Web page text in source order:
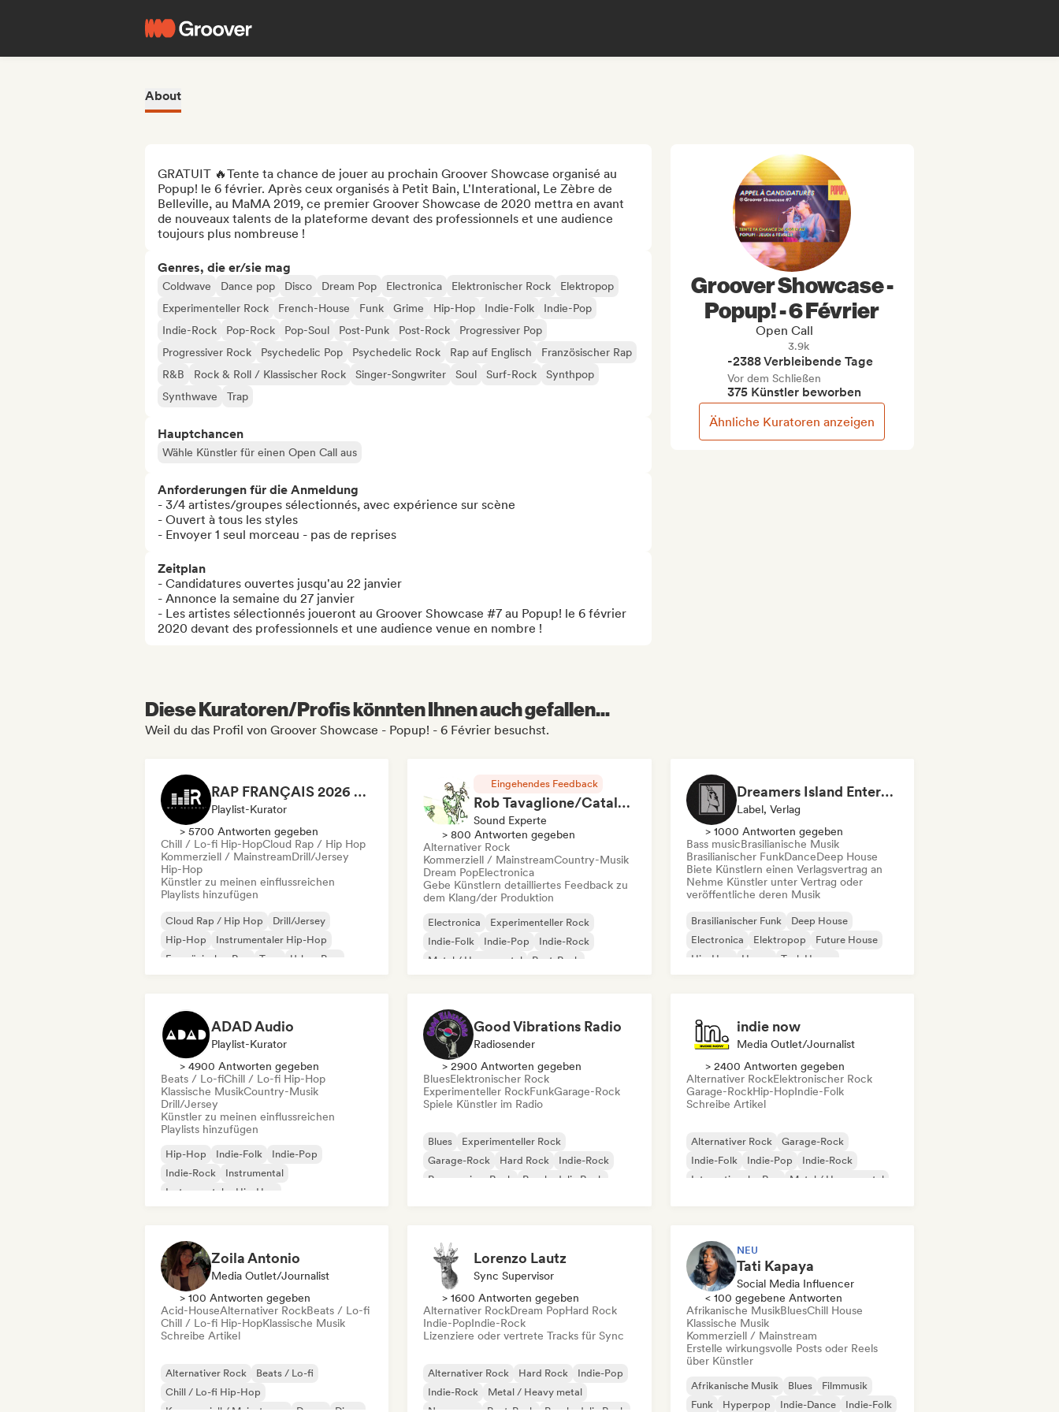
About
GRATUIT 🔥Tente ta chance de jouer au prochain Groover Showcase organisé au
Popup! le 6 février. Après ceux organisés à Petit Bain, L'Interational, Le Zèbre de
Belleville, au MaMA 2019, ce premier Groover Showcase de 2020 mettra en avant
de nouveaux talents de la plateforme devant des professionnels et une audience
toujours plus nombreuse !
Genres, die er/sie mag
Coldwave Dance pop Disco Dream Pop Electronica Elektronischer Rock
Elektropop
Experimenteller Rock
French-House Funk Grime Hip-Hop Indie-Folk
Indie-Pop
Indie-Rock
Pop-Rock Pop-Soul Post-Punk Post-Rock
Progressiver Pop
Progressiver Rock
Psychedelic Pop Psychedelic Rock Rap auf Englisch
Französischer Rap
R&B
Rock & Roll / Klassischer Rock Singer-Songwriter Soul Surf-Rock
Synthpop
Synthwave
Trap
Hauptchancen
Wähle Künstler für einen Open Call aus
Anforderungen für die Anmeldung
- 3/4 artistes/groupes sélectionnés, avec expérience sur scène
- Ouvert à tous les styles
- Envoyer 1 seul morceau - pas de reprises
Zeitplan
- Candidatures ouvertes jusqu'au 22 janvier
- Annonce la semaine du 27 janvier
- Les artistes sélectionnés joueront au Groover Showcase #7 au Popup! le 6 février
2020 devant des professionnels et une audience venue en nombre !
Groover Showcase -
Popup! - 6 Février
Open Call
3.9k
-2388 Verbleibende Tage
Vor dem Schließen
375 Künstler beworben
Ähnliche Kuratoren anzeigen
Diese Kuratoren/Profis könnten Ihnen auch gefallen...
Weil du das Profil von Groover Showcase - Popup! - 6 Février besuchst.
RAP FRANÇAIS 2026 🔥🇫🇷 (Way Records)
Playlist-Kurator
> 5700 Antworten gegeben
Chill / Lo-fi Hip-HopCloud Rap / Hip Hop
Kommerziell / MainstreamDrill/Jersey
Hip-Hop
Künstler zu meinen einflussreichen
Playlists hinzufügen
Cloud Rap / Hip Hop
Drill/Jersey
Hip-Hop
Instrumentaler Hip-Hop
Französischer Rap
Trap
Urban Pop
Eingehendes Feedback
Rob Tavaglione/Catalyst Recording
Sound Experte
> 800 Antworten gegeben
Alternativer Rock
Kommerziell / MainstreamCountry-Musik
Dream PopElectronica
Gebe Künstlern detailliertes Feedback zu
dem Klang/der Produktion
Electronica
Experimenteller Rock
Indie-Folk
Indie-Pop
Indie-Rock
Metal / Heavy metal
Post-Punk
Dreamers Island Entertainment
Label, Verlag
> 1000 Antworten gegeben
Bass musicBrasilianische Musik
Brasilianischer FunkDanceDeep House
Biete Künstlern einen Verlagsvertrag an
Nehme Künstler unter Vertrag oder
veröffentliche deren Musik
Brasilianischer Funk
Deep House
Electronica
Elektropop
Future House
Hip-Hop
House Tech House
ADAD Audio
Playlist-Kurator
> 4900 Antworten gegeben
Beats / Lo-fiChill / Lo-fi Hip-Hop
Klassische MusikCountry-Musik
Drill/Jersey
Künstler zu meinen einflussreichen
Playlists hinzufügen
Hip-Hop Indie-Folk
Indie-Pop
Indie-Rock
Instrumental
Instrumentaler Hip-Hop
Good Vibrations Radio
Radiosender
> 2900 Antworten gegeben
BluesElektronischer Rock
Experimenteller RockFunkGarage-Rock
Spiele Künstler im Radio
Blues
Experimenteller Rock
Garage-Rock
Hard Rock
Indie-Rock
Progressiver Rock
Psychedelic Rock
indie now
Media Outlet/Journalist
> 2400 Antworten gegeben
Alternativer RockElektronischer Rock
Garage-RockHip-HopIndie-Folk
Schreibe Artikel
Alternativer Rock
Garage-Rock
Indie-Folk
Indie-Pop
Indie-Rock
Internationaler Rap
Metal / Heavy metal
Zoila Antonio
Media Outlet/Journalist
> 100 Antworten gegeben
Acid-HouseAlternativer RockBeats / Lo-fi
Chill / Lo-fi Hip-HopKlassische Musik
Schreibe Artikel
Alternativer Rock
Beats / Lo-fi
Chill / Lo-fi Hip-Hop
Lorenzo Lautz
Sync Supervisor
> 1600 Antworten gegeben
Alternativer RockDream PopHard Rock
Indie-PopIndie-Rock
Lizenziere oder vertrete Tracks für Sync
Alternativer Rock Hard Rock
Indie-Pop
Indie-Rock
Metal / Heavy metal
NEU
Tati Kapaya
Social Media Influencer
< 100 gegebene Antworten
Afrikanische MusikBluesChill House
Klassische Musik
Kommerziell / Mainstream
Erstelle wirkungsvolle Posts oder Reels
über Künstler
Afrikanische Musik Blues
Filmmusik
Funk
Hyperpop Indie-Dance Indie-Folk